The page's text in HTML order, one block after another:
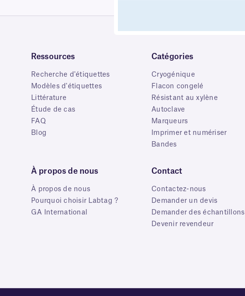
Ressources
Recherche d'étiquettes
Modèles d'étiquettes
Littérature
Étude de cas
FAQ
Blog
Catégories
Cryogénique
Flacon congelé
Résistant au xylène
Autoclave
Marqueurs
Imprimer et numériser
Bandes
À propos de nous
À propos de nous
Pourquoi choisir Labtag ?
GA International
Contact
Contactez-nous
Demander un devis
Demander des échantillons
Devenir revendeur